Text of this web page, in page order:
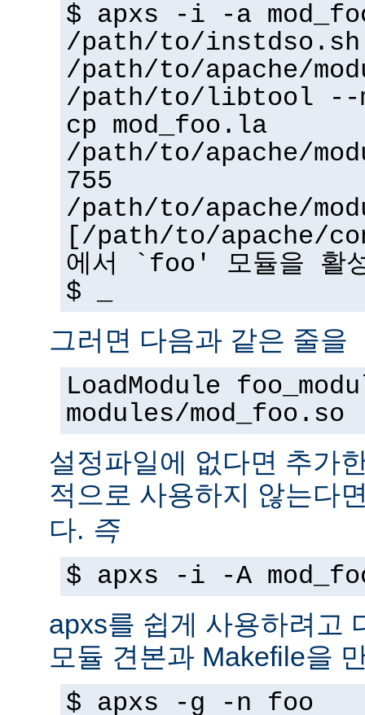
$ apxs -i -a
/path/to/instdso.sh
/path/to/apache/
/path/to/libtool --
cp mod_foo.la
/path/to/apache/
755
/path/to/apache/
[/path/to/apache/
에서 `foo' 모듈을 활
$ _
그러면 다음과 같은 줄을
LoadModule
modules/mod_foo.so
설정파일에 없다면 추가
적으로 사용하지 않는다
다. 즉
$ apxs -i -A
apxs를 쉽게 사용하려고
모듈 견본과 Makefile을
$ apxs -g -n foo